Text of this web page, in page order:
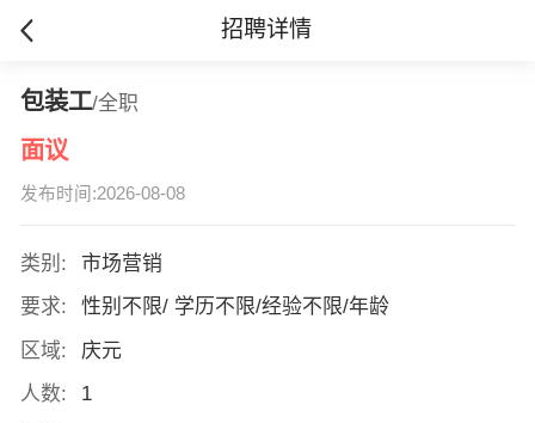
招聘详情
包装工/全职
面议
发布时间:2026-08-08
类别:
市场营销
要求:
性别不限/ 学历不限/经验不限/年龄
区域:
庆元
人数:
1